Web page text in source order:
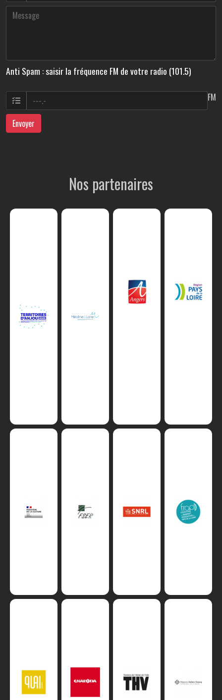
Anti Spam : saisir la fréquence FM de votre radio (101.5)
FM
Envoyer
Nos partenaires